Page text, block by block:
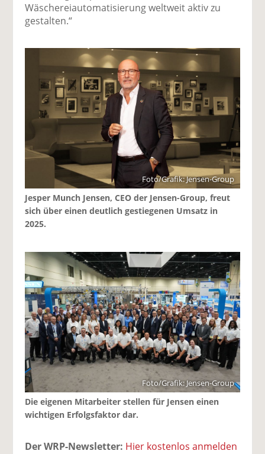
Wäschereiautomatisierung weltweit aktiv zu
gestalten.“
Foto/Grafik: Jensen-Group
Jesper Munch Jensen, CEO der Jensen-Group, freut
sich über einen deutlich gestiegenen Umsatz in
2025.
Foto/Grafik: Jensen-Group
Die eigenen Mitarbeiter stellen für Jensen einen
wichtigen Erfolgsfaktor dar.
Der WRP-Newsletter: Hier kostenlos anmelden